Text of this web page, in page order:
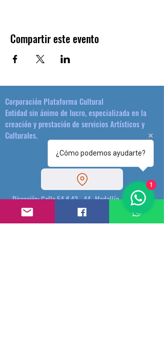
Compartir este evento
Corporación Plataforma Cultural
Entidad sin ánimo de lucro, especializada en la
creación y prestación de servicios Artísticos y
Culturales.
Dirección: Calle 54 # 42 - 44 -Medellín - Colombia.
¿Cómo podemos ayudarte?
1